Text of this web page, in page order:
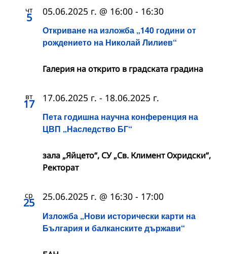
чт
5
Откриване на изложба „140 години от
рождението на Николай Лилиев“
05.06.2025 г. @ 16:00 - 16:30
Галерия на открито в градската градина
вт
17
Пета годишна научна конференция на
ЦВП „Наследство БГ“
17.06.2025 г. - 18.06.2025 г.
зала „Яйцето“, СУ „Св. Климент Охридски“,
Ректорат
ср
25
Изложба „Нови исторически карти на
България и балканските държави“
25.06.2025 г. @ 16:30 - 17:00